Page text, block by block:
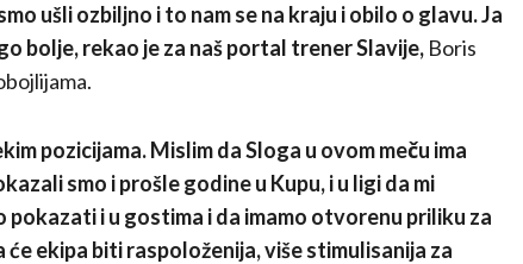
ušli ozbiljno i to nam se na kraju i obilo o glavu. Ja
bolje, rekao je za naš portal trener Slavije, Boris
pozicijama. Mislim da Sloga u ovom meču ima
smo i prošle godine u Kupu, i u ligi da mi
pokazati i u gostima i da imamo otvorenu priliku za
ekipa biti raspoloženija, više stimulisanija za